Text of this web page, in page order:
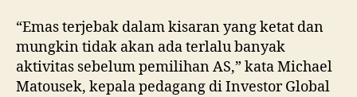
“Emas terjebak dalam kisaran yang ketat dan
mungkin tidak akan ada terlalu banyak
aktivitas sebelum pemilihan AS,” kata Michael
Matousek, kepala pedagang di Investor Global